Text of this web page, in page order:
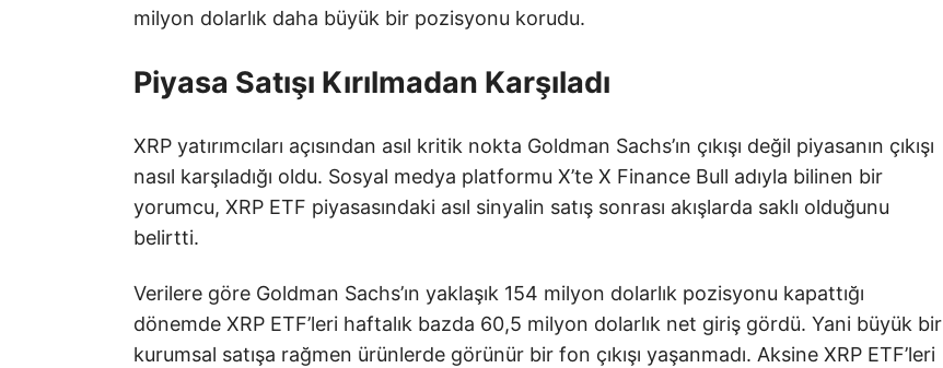
milyon dolarlık daha büyük bir pozisyonu korudu.
Piyasa Satışı Kırılmadan Karşıladı
XRP yatırımcıları açısından asıl kritik nokta Goldman Sachs’ın çıkışı değil piyasanın çıkışı
nasıl karşıladığı oldu. Sosyal medya platformu X’te X Finance Bull adıyla bilinen bir
yorumcu, XRP ETF piyasasındaki asıl sinyalin satış sonrası akışlarda saklı olduğunu
belirtti.
Verilere göre Goldman Sachs’ın yaklaşık 154 milyon dolarlık pozisyonu kapattığı
dönemde XRP ETF’leri haftalık bazda 60,5 milyon dolarlık net giriş gördü. Yani büyük bir
kurumsal satışa rağmen ürünlerde görünür bir fon çıkışı yaşanmadı. Aksine XRP ETF’leri